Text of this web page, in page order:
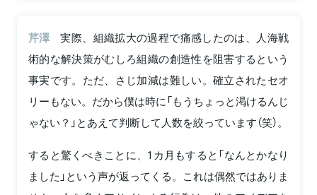
芹澤
実際、組織拡大の過程で痛感したのは、人海戦
術的な解決策がむしろ組織の創造性を阻害するという
事実です。ただ、さじ加減は難しい。確立されたセオ
リーもない。だから僕は時に「もうちょっと渇けるんじ
ゃない？」とあえて判断して人数を絞っています（笑）。
すると驚くべきことに、1カ月もすると「なんとかなり
ました」という声が返ってくる。これは偶然ではありま